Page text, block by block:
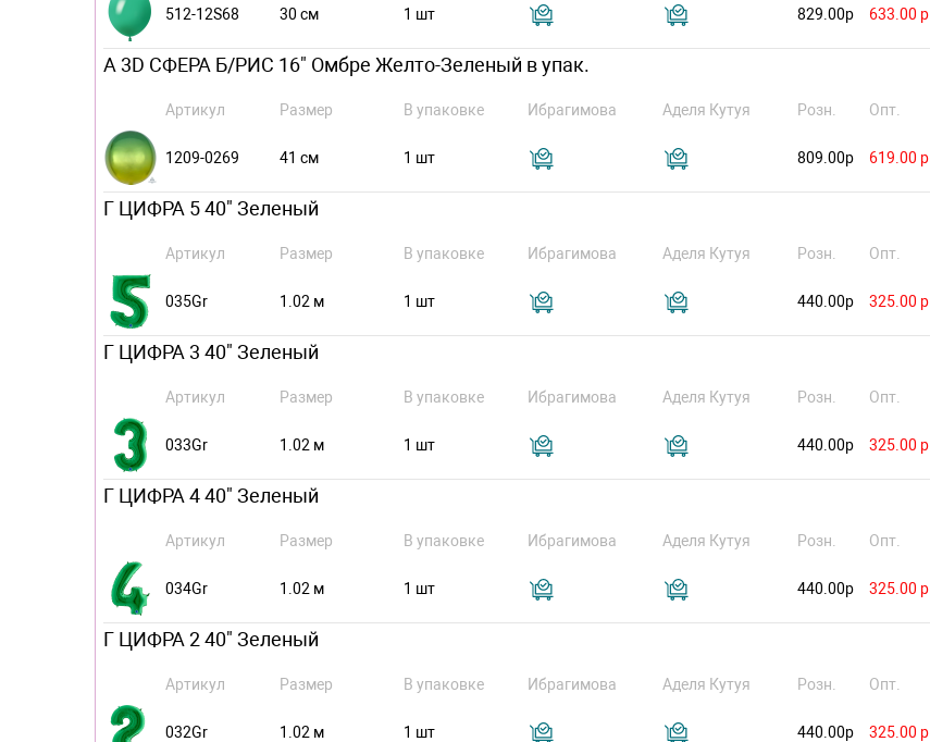
512-12S68 30 см 1 шт 829.00р 633.00 р
А 3D СФЕРА Б/РИС 16" Омбре Желто-Зеленый в упак.
Артикул Размер В упаковке Ибрагимова Аделя Кутуя Розн. Опт.
1209-0269 41 см 1 шт 809.00р 619.00 р
Г ЦИФРА 5 40" Зеленый
Артикул Размер В упаковке Ибрагимова Аделя Кутуя Розн. Опт.
035Gr 1.02 м 1 шт 440.00р 325.00 р
Г ЦИФРА 3 40" Зеленый
Артикул Размер В упаковке Ибрагимова Аделя Кутуя Розн. Опт.
033Gr 1.02 м 1 шт 440.00р 325.00 р
Г ЦИФРА 4 40" Зеленый
Артикул Размер В упаковке Ибрагимова Аделя Кутуя Розн. Опт.
034Gr 1.02 м 1 шт 440.00р 325.00 р
Г ЦИФРА 2 40" Зеленый
Артикул Размер В упаковке Ибрагимова Аделя Кутуя Розн. Опт.
032Gr 1.02 м 1 шт 440.00р 325.00 р